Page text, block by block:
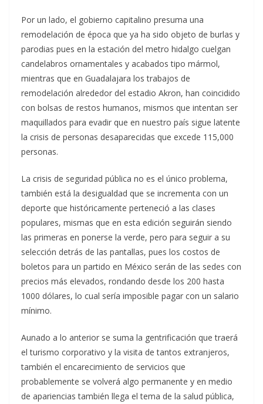
Por un lado, el gobierno capitalino presuma una
remodelación de época que ya ha sido objeto de burlas y
parodias pues en la estación del metro hidalgo cuelgan
candelabros ornamentales y acabados tipo mármol,
mientras que en Guadalajara los trabajos de
remodelación alrededor del estadio Akron, han coincidido
con bolsas de restos humanos, mismos que intentan ser
maquillados para evadir que en nuestro país sigue latente
la crisis de personas desaparecidas que excede 115,000
personas.
La crisis de seguridad pública no es el único problema,
también está la desigualdad que se incrementa con un
deporte que históricamente perteneció a las clases
populares, mismas que en esta edición seguirán siendo
las primeras en ponerse la verde, pero para seguir a su
selección detrás de las pantallas, pues los costos de
boletos para un partido en México serán de las sedes con
precios más elevados, rondando desde los 200 hasta
1000 dólares, lo cual sería imposible pagar con un salario
mínimo.
Aunado a lo anterior se suma la gentrificación que traerá
el turismo corporativo y la visita de tantos extranjeros,
también el encarecimiento de servicios que
probablemente se volverá algo permanente y en medio
de apariencias también llega el tema de la salud pública,